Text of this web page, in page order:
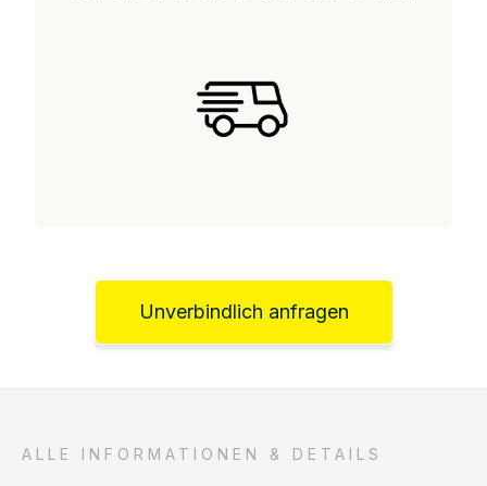
Unverbindlich anfragen
ALLE INFORMATIONEN & DETAILS